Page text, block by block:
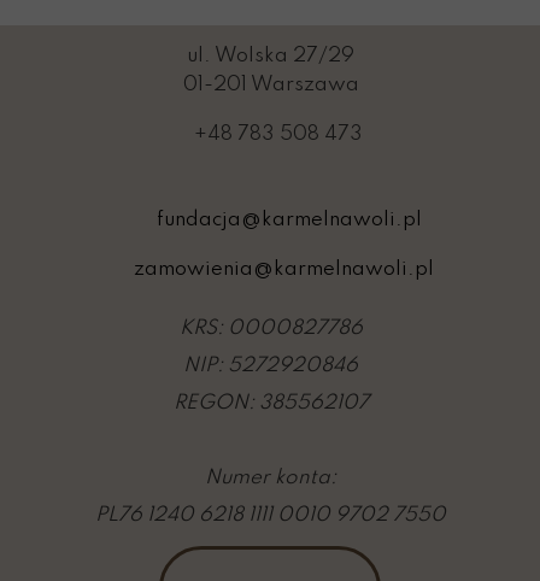
+48 783 508 473
zamowienia@karmelnawoli.pl
fundacja@karmelnawoli.pl
ul. Wolska 27/29
01-201 Warszawa
KRS: 0000827786
NIP: 5272920846
REGON: 385562107
Numer konta:
PL76 1240 6218 1111 0010 9702 7550